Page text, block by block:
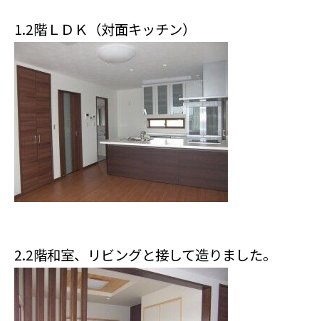
1.2階ＬＤＫ（対面キッチン）
2.2階和室、リビングと接して造りました。